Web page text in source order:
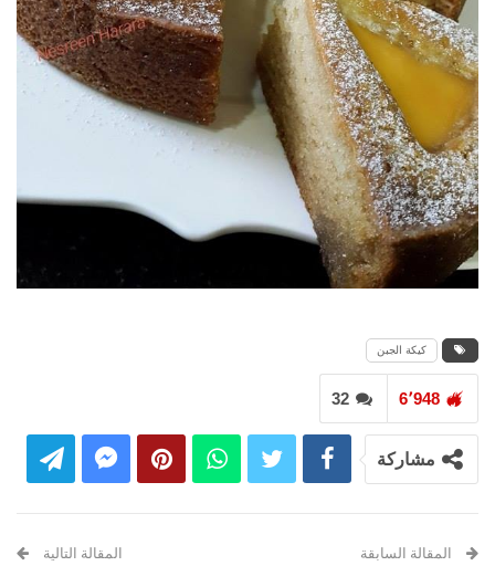
كيكة الجبن
32 6٬948
مشاركة
المقالة السابقة المقالة التالية